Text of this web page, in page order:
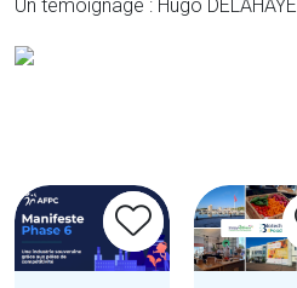
Un témoignage : Hugo DELAHAYE